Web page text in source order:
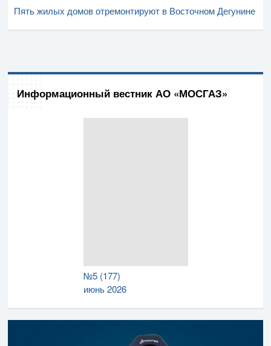
Пять жилых домов отремонтируют в Восточном Дегунине
Информационный вестник АО «МОСГАЗ»
№5 (177)
июнь 2026